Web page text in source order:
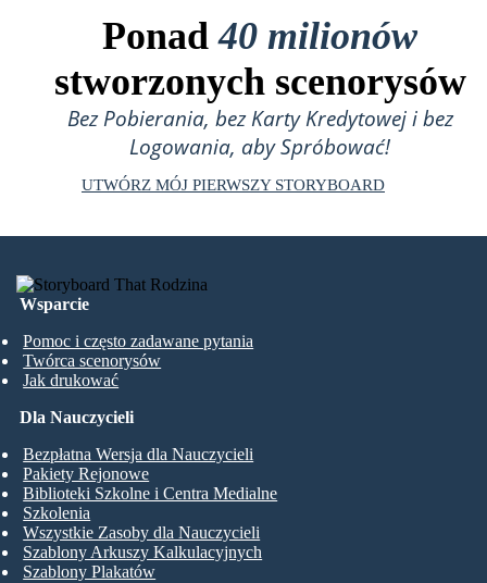
Ponad40 milionów
stworzonych scenorysów
Bez Pobierania, bez Karty Kredytowej i bez
Logowania, aby Spróbować!
UTWÓRZ MÓJ PIERWSZY STORYBOARD
Wsparcie
Pomoc i często zadawane pytania
Twórca scenorysów
Jak drukować
Dla Nauczycieli
Bezpłatna Wersja dla Nauczycieli
Pakiety Rejonowe
Biblioteki Szkolne i Centra Medialne
Szkolenia
Wszystkie Zasoby dla Nauczycieli
Szablony Arkuszy Kalkulacyjnych
Szablony Plakatów